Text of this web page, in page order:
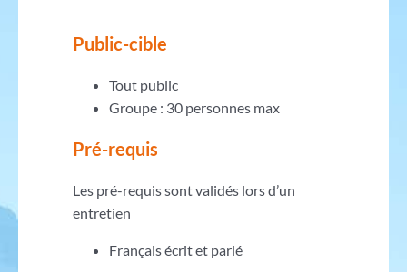
Public-cible
Tout public
Groupe : 30 personnes max
Pré-requis
Les pré-requis sont validés lors d’un
entretien
Français écrit et parlé